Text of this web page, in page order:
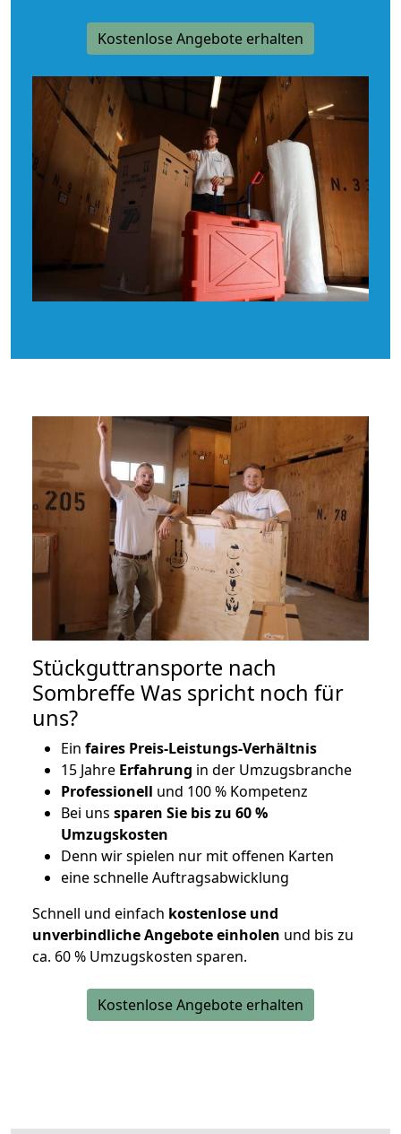
Kostenlose Angebote erhalten
Stückguttransporte nach
Sombreffe Was spricht noch für
uns?
Ein faires Preis-Leistungs-Verhältnis
15 Jahre Erfahrung in der Umzugsbranche
Professionell und 100 % Kompetenz
Bei uns sparen Sie bis zu 60 %
Umzugskosten
Denn wir spielen nur mit offenen Karten
eine schnelle Auftragsabwicklung
Schnell und einfach kostenlose und
unverbindliche Angebote einholen und bis zu
ca. 60 % Umzugskosten sparen.
Kostenlose Angebote erhalten